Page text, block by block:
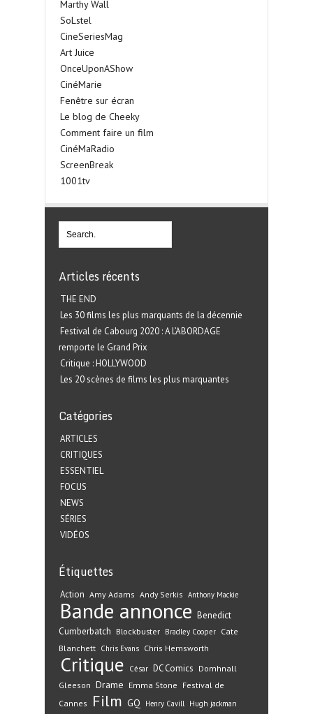
Marthy Wall
SoLstel
CineSeriesMag
Art Juice
OnceUponAShow
CinéMarie
Fenêtre sur écran
Le blog de Cheeky
Comment faire un film
CinéMaRadio
ScreenBreak
1001tv
Articles récents
THE END
Les 30 films les plus marquants de la décennie
Festival de Cabourg 2020 : A L’ABORDAGE
remporte le Grand Prix
Critique : HOLLYWOOD
Les 20 scènes de films les plus marquantes
Catégories
ARTICLES
CRITIQUES
ESSENTIEL
FOCUS
NEWS
SÉRIES
VIDÉOS
Étiquettes
Action Amy Adams Andy Serkis Anthony Mackie
Bande annonce Benedict
Cumberbatch Blockbuster Bradley Cooper Cate
Blanchett Chris Evans Chris Hemsworth
Critique César DC Comics Domhnall
Gleeson Drame Emma Stone Festival de
Cannes
Film GQ Henry Cavill Hugh jackman